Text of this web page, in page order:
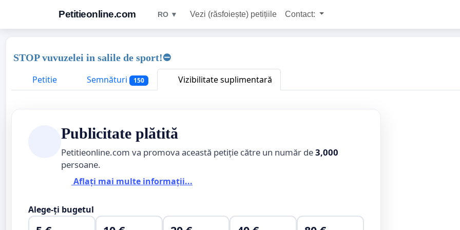
Petitieonline.com RO ▼ Vezi (răsfoiește) petițiile Contact:
STOP vuvuzelei in salile de sport!⛔
Petitie
Semnături 150 Vizibilitate suplimentară
Publicitate plătită
Petitieonline.com va promova această petiție către un număr de3,000
persoane.
Aflați mai multe informații...
Alege-ți bugetul